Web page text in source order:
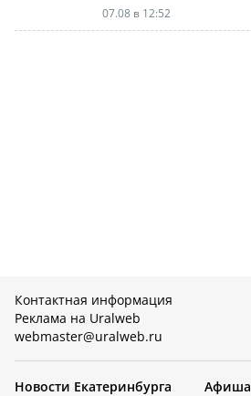
07.08 в 12:52
Контактная информация
Реклама на Uralweb
webmaster@uralweb.ru
Новости Екатеринбурга
Афиша